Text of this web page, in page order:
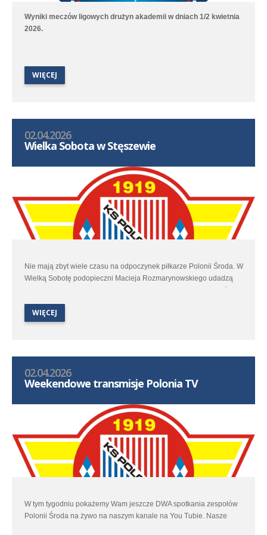
Wyniki meczów ligowych drużyn akademii w dniach 1/2 kwietnia
2026.
WIĘCEJ
02.04.2026
Wielka Sobota w Stęszewie
Nie mają zbyt wiele czasu na odpoczynek piłkarze Polonii Środa. W
Wielką Sobotę podopieczni Macieja Rozmarynowskiego udadzą
z miejscowym Lipnem.
WIĘCEJ
02.04.2026
Weekendowe transmisje Polonia TV
W tym tygodniu pokażemy Wam jeszcze DWA spotkania zespołów
Polonii Środa na żywo na naszym kanale na You Tubie. Nasze